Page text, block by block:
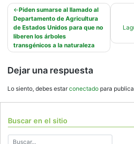
Navegación
de
entradas
Piden sumarse al llamado al
Departamento de Agricultura
de Estados Unidos para que no
liberen los árboles
transgénicos a la naturaleza
Dejar una respuesta
Lo siento, debes estarconectado para
Buscar en el sitio